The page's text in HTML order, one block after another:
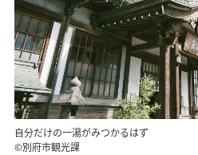
自分だけの一湯がみつかるはず
©別府市観光課